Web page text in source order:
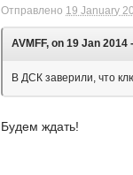
Отправлено 19 January
AVMFF, on 19 Jan 2014
В ДСК заверили, что
Будем ждать!